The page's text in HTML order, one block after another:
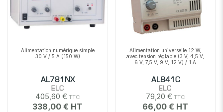
Alimentation numérique simple
30 V / 5 A (150 W)
AL781NX
ELC
405,60 €
338,00 €
Alimentation universelle 12 W,
avec tension réglable (3 V, 4,5 V,
6 V, 7,5 V, 9 V, 12 V) / 1 A
AL841C
ELC
79,20 €
66,00 €